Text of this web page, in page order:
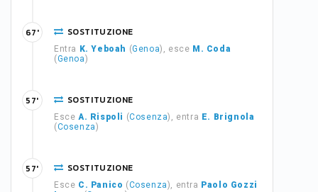
SOSTITUZIONE
Entra K. Yeboah (Genoa), esce M. Coda
(Genoa)
67'
SOSTITUZIONE
Esce A. Rispoli (Cosenza), entra E. Brignola
(Cosenza)
57'
SOSTITUZIONE
Esce C. Panico (Cosenza), entra Paolo Gozzi
57'